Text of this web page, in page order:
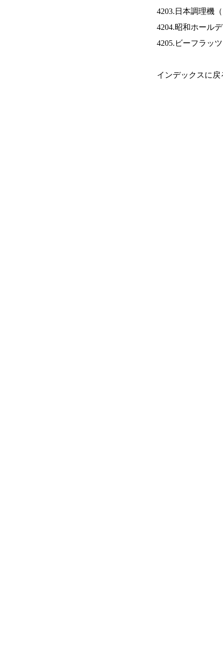
4203.日本調理機（
4204.昭和ホール
4205.ビーフラッ
インデックスに戻